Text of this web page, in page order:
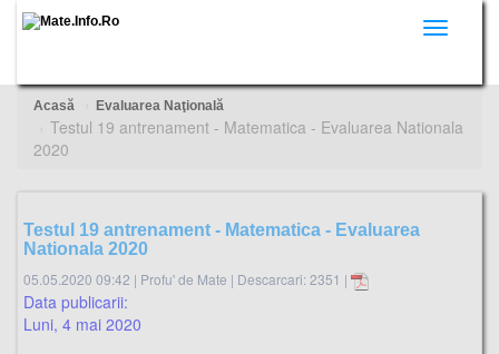
Toggle
Acasă Evaluarea Naţională
Testul 19 antrenament - Matematica - Evaluarea Nationala
2020
Testul 19 antrenament - Matematica - Evaluarea
Nationala 2020
05.05.2020 09:42 | Profu' de Mate | Descarcari: 2351 |
Data publicarii:
Luni, 4 mai 2020